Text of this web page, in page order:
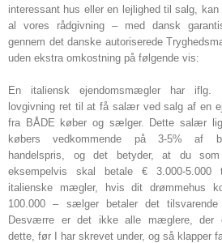
interessant hus eller en lejlighed til salg, kan
al vores rådgivning – med dansk
gennem det danske autoriserede
uden ekstra omkostning på følgende vis:
En italiensk ejendomsmægler har iflg.
lovgivning ret til at få salær ved salg af en
fra BÅDE køber og sælger. Dette salær
købers vedkommende på 3-5% af
handelspris, og det betyder, at du
eksempelvis skal betale € 3.000-5.000
italienske mægler, hvis dit drømmehus
100.000 – sælger betaler det tilsvarende
Desværre er det ikke alle mæglere, der
dette, før I har skrevet under, og så klapper